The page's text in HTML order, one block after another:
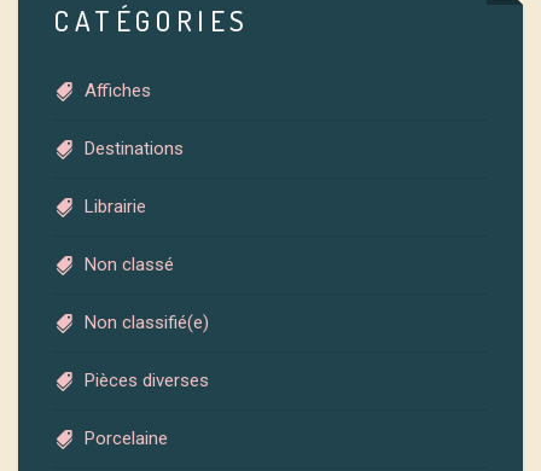
CATÉGORIES
Affiches
Destinations
Librairie
Non classé
Non classifié(e)
Pièces diverses
Porcelaine